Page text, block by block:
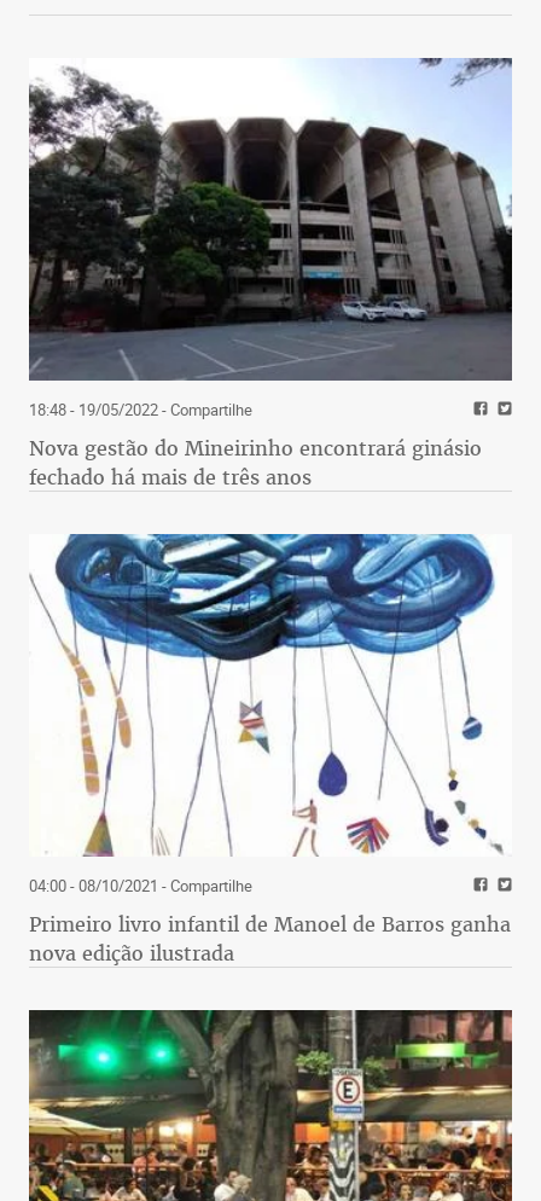
18:48 - 19/05/2022- Compartilhe
Nova gestão do Mineirinho encontrará ginásio
fechado há mais de três anos
04:00 - 08/10/2021 - Compartilhe
Primeiro livro infantil de Manoel de Barros ganha
nova edição ilustrada